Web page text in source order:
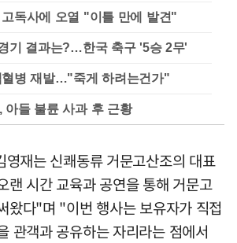
독사에 오열 "이틀 만에 발견"
기 결과는?…한국 축구 '5승 2무'
혈병 재발…"죽게 하려는건가"
아들 불륜 사과 후 근황
재는 신쾌동류 거문고산조의 대표
랜 시간 교육과 공연을 통해 거문고
왔다"며 "이번 행사는 보유자가 직접
관객과 공유하는 자리라는 점에서